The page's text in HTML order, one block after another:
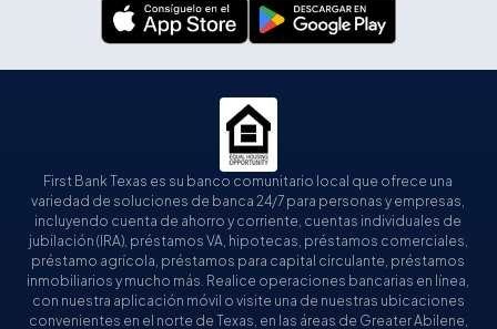
First Bank Texas es su banco comunitario local que ofrece una
variedad de soluciones de banca 24/7 para personas y empresas,
incluyendo cuenta de ahorro y corriente, cuentas individuales de
jubilación (IRA), préstamos VA, hipotecas, préstamos comerciales,
préstamo agrícola, préstamos para capital circulante, préstamos
inmobiliarios y mucho más. Realice operaciones bancarias en línea,
con nuestra aplicación móvil o visite una de nuestras ubicaciones
convenientes en el norte de Texas, en las áreas de Greater Abilene,